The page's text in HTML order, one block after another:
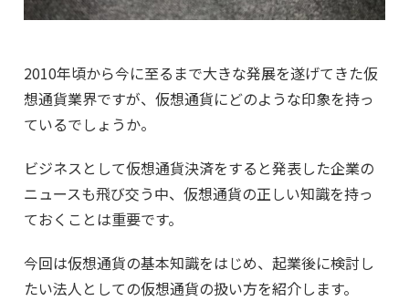
2010年頃から今に至るまで大きな発展を遂げてきた仮
想通貨業界ですが、仮想通貨にどのような印象を持っ
ているでしょうか。
ビジネスとして仮想通貨決済をすると発表した企業の
ニュースも飛び交う中、仮想通貨の正しい知識を持っ
ておくことは重要です。
今回は仮想通貨の基本知識をはじめ、起業後に検討し
たい法人としての仮想通貨の扱い方を紹介します。